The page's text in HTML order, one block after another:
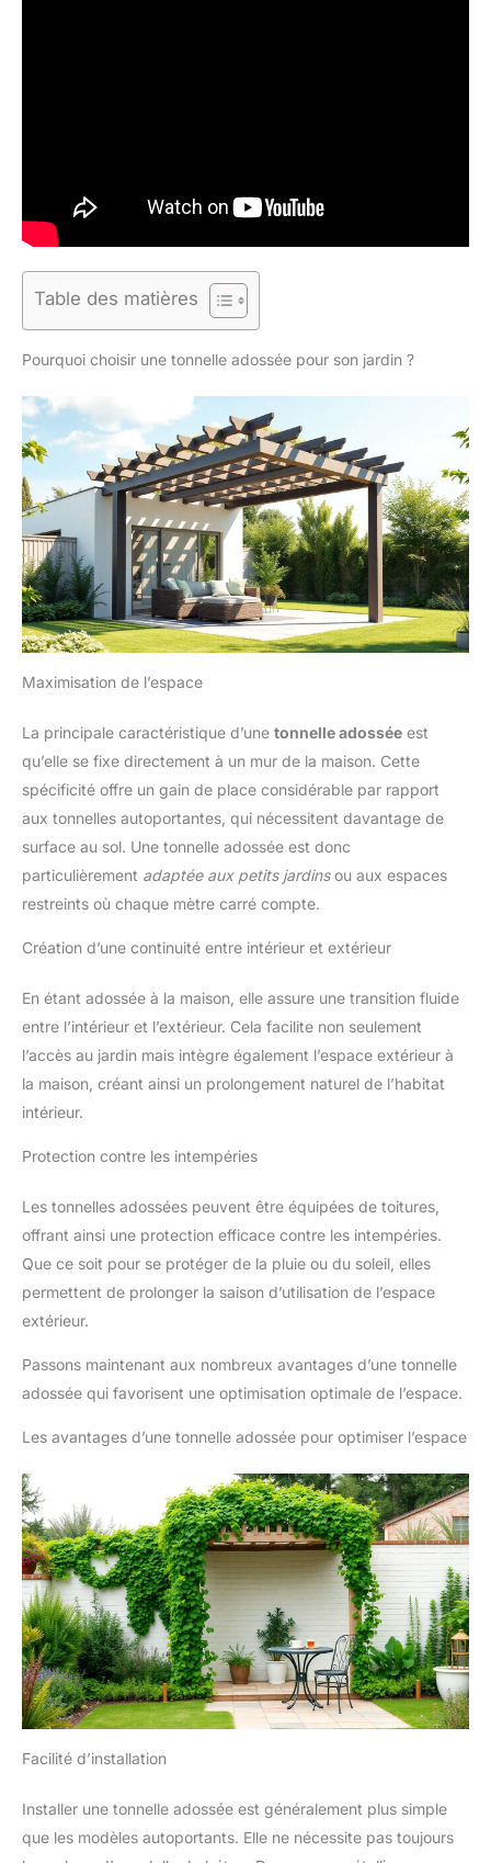
Table des matières
Pourquoi choisir une tonnelle adossée pour son jardin ?
Maximisation de l’espace
La principale caractéristique d’une tonnelle adossée est
qu’elle se fixe directement à un mur de la maison. Cette
spécificité offre un gain de place considérable par rapport
aux tonnelles autoportantes, qui nécessitent davantage de
surface au sol. Une tonnelle adossée est donc
particulièrement adaptée aux petits jardinsou aux espaces
restreints où chaque mètre carré compte.
Création d’une continuité entre intérieur et extérieur
En étant adossée à la maison, elle assure une transition fluide
entre l’intérieur et l’extérieur. Cela facilite non seulement
l’accès au jardin mais intègre également l’espace extérieur à
la maison, créant ainsi un prolongement naturel de l’habitat
intérieur.
Protection contre les intempéries
Les tonnelles adossées peuvent être équipées de toitures,
offrant ainsi une protection efficace contre les intempéries.
Que ce soit pour se protéger de la pluie ou du soleil, elles
permettent de prolonger la saison d’utilisation de l’espace
extérieur.
Passons maintenant aux nombreux avantages d’une tonnelle
adossée qui favorisent une optimisation optimale de l’espace.
Les avantages d’une tonnelle adossée pour optimiser l’espace
Facilité d’installation
Installer une tonnelle adossée est généralement plus simple
que les modèles autoportants. Elle ne nécessite pas toujours